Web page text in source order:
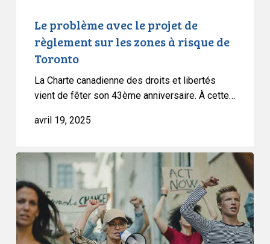
Toronto
Le problème avec le projet de
règlement sur les zones à risque de
Toronto
La Charte canadienne des droits et libertés
vient de fêter son 43ème anniversaire. À cette…
avril 19, 2025
Règlements
la
zone
à
bulles